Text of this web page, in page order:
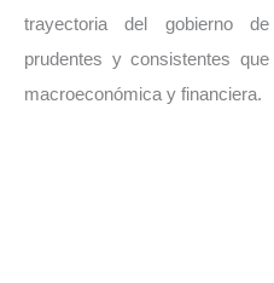
trayectoria del gobierno de
prudentes y consistentes
macroeconómica y financiera.